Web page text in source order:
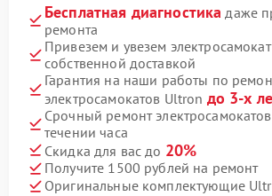
Бесплатная диагностика даже
ремонта
Привезем и увезем
собственной доставкой
Гарантия на наши работы по
электросамокатов Ultron до 3-х
Срочный ремонт
течении часа
Скидка для вас до 20%
Получите 1500 рублей на ремонт
Оригинальные комплектующие